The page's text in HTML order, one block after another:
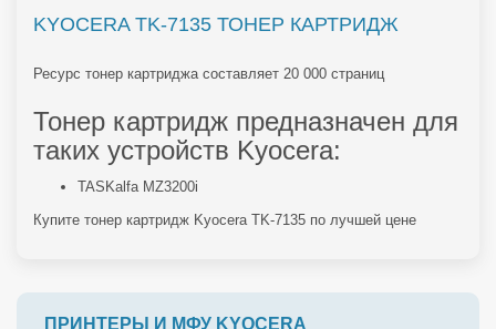
KYOCERA TK-7135 ТОНЕР КАРТРИДЖ
Ресурс тонер картриджа составляет 20 000 страниц
Тонер картридж предназначен для
таких устройств Kyocera:
TASKalfa MZ3200i
Купите тонер картридж Kyocera TK-7135 по лучшей цене
ПРИНТЕРЫ И МФУ KYOCERA